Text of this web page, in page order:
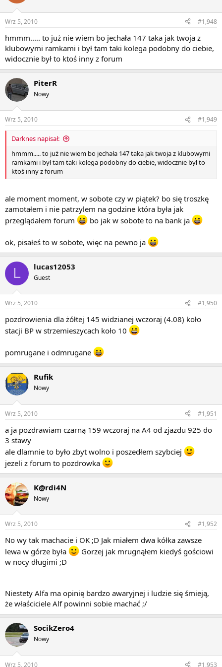
Wrz 5, 2010 #1,948
hmmm..... to już nie wiem bo jechała 147 taka jak twoja z
klubowymi ramkami i był tam taki kolega podobny do ciebie,
widocznie był to ktoś inny z forum
PiterR
Nowy
Wrz 5, 2010 #1,949
Darknes napisał:
hmmm..... to już nie wiem bo jechała 147 taka jak twoja z klubowymi
ramkami i był tam taki kolega podobny do ciebie, widocznie był to
ktoś inny z forum
ale moment moment, w sobote czy w piątek? bo się troszkę
zamotałem i nie patrzylem na godzine która była jak
przeglądałem forum
bo jak w sobote to na bank ja
ok, pisałeś to w sobote, więc na pewno ja
L lucas12053
Guest
Wrz 5, 2010 #1,950
pozdrowienia dla żółtej 145 widzianej wczoraj (4.08) koło
stacji BP w strzemieszycach koło 10
pomrugane i odmrugane
Rufik
Nowy
Wrz 5, 2010 #1,951
a ja pozdrawiam czarną 159 wczoraj na A4 od zjazdu 925 do
3 stawy
ale dlamnie to było zbyt wolno i poszedłem szybciej
jezeli z forum to pozdrowka
K@rdi4N
Nowy
Wrz 5, 2010 #1,952
No wy tak machacie i OK ;D Jak miałem dwa kółka zawsze
lewa w górze była
Gorzej jak mrugnąłem kiedyś gościowi
w nocy długimi ;D
Niestety Alfa ma opinię bardzo awaryjnej i ludzie się śmieją,
że właściciele Alf powinni sobie machać ;/
SocikZero4
Nowy
Wrz 5, 2010 #1,953